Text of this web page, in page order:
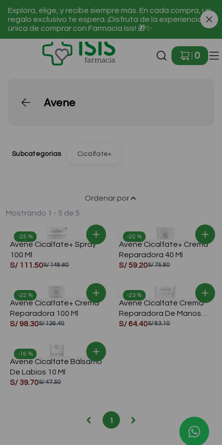
Explora, elige, y recibe siempre más. En cada compra, un
regalo exclusivo te espera. ¡Disfruta de la experiencia
única de comprar con Farmacia Isis! 🎁✨
0
Avene
Subcategorias Cicalfate+
Mostrando 1 - 5 de 5
Ordenar por
-25 %
Avene Cicalfate+ Spray
100 Ml
S/ 111.50S/ 148.60
-22 %
Avene Cicalfate+ Crema
Reparadora 40 Ml
S/ 59.20S/ 75.80
-22 %
Avene Cicalfate+ Crema
Reparadora 100 Ml
S/ 98.30S/ 126.40
-23 %
Avene Cicalfate Crema
Reparadora De Manos
100 Ml
S/ 64.40S/ 83.10
-16 %
Avene Cicalfate Bálsamo
De Labios 10 Ml
S/ 39.70S/ 47.50
1
🎁¡Regalos para ti!🎁
✨Solo online – T&C✨
Compra aquí